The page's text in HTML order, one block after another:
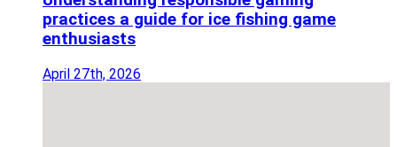
practices a guide for ice fishing game
enthusiasts
April 27th, 2026